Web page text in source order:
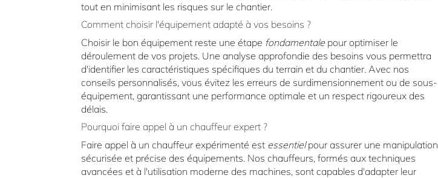
tout en minimisant les risques sur le chantier.
Comment choisir l'équipement adapté à vos besoins ?
Choisir le bon équipement reste une étape fondamentalepour optimiser le
déroulement de vos projets. Une analyse approfondie des besoins vous permettra
d'identifier les caractéristiques spécifiques du terrain et du chantier. Avec nos
conseils personnalisés, vous évitez les erreurs de surdimensionnement ou de sous-
équipement, garantissant une performance optimale et un respect rigoureux des
délais.
Pourquoi faire appel à un chauffeur expert ?
Faire appel à un chauffeur expérimenté est essentielpour assurer une manipulation
sécurisée et précise des équipements. Nos chauffeurs, formés aux techniques
avancées et à l'utilisation moderne des machines, sont capables d'adapter leur